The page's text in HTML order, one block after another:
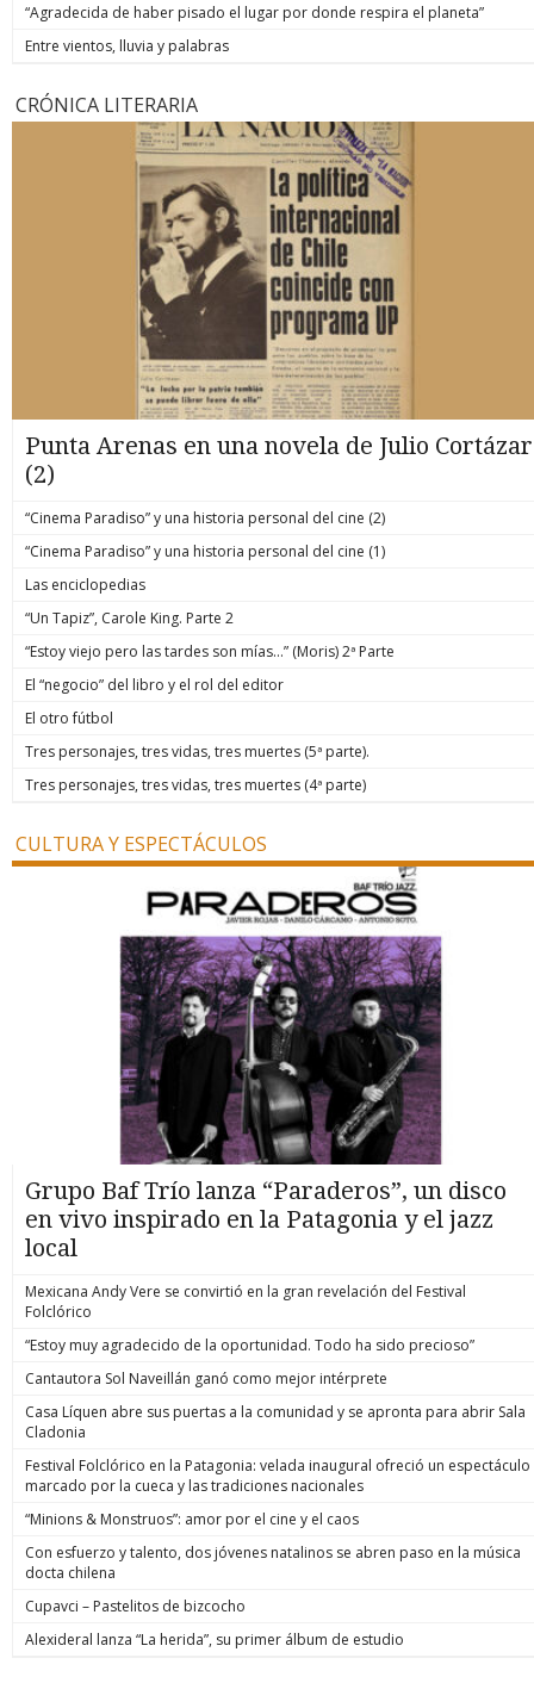
“Agradecida de haber pisado el lugar por donde respira el planeta”
Entre vientos, lluvia y palabras
CRÓNICA LITERARIA
Punta Arenas en una novela de Julio Cortázar
(2)
“Cinema Paradiso” y una historia personal del cine (2)
“Cinema Paradiso” y una historia personal del cine (1)
Las enciclopedias
“Un Tapiz”, Carole King. Parte 2
“Estoy viejo pero las tardes son mías…” (Moris) 2ª Parte
El “negocio” del libro y el rol del editor
El otro fútbol
Tres personajes, tres vidas, tres muertes (5ª parte).
Tres personajes, tres vidas, tres muertes (4ª parte)
CULTURA Y ESPECTÁCULOS
Grupo Baf Trío lanza “Paraderos”, un disco
en vivo inspirado en la Patagonia y el jazz
local
Mexicana Andy Vere se convirtió en la gran revelación del Festival
Folclórico
“Estoy muy agradecido de la oportunidad. Todo ha sido precioso”
Cantautora Sol Naveillán ganó como mejor intérprete
Casa Líquen abre sus puertas a la comunidad y se apronta para abrir Sala
Cladonia
Festival Folclórico en la Patagonia: velada inaugural ofreció un espectáculo
marcado por la cueca y las tradiciones nacionales
“Minions & Monstruos”: amor por el cine y el caos
Con esfuerzo y talento, dos jóvenes natalinos se abren paso en la música
docta chilena
Cupavci – Pastelitos de bizcocho
Alexideral lanza “La herida”, su primer álbum de estudio